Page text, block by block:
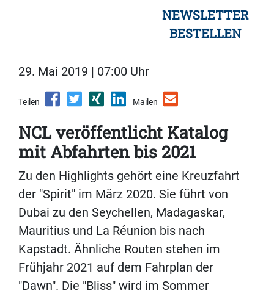
NEWSLETTER
BESTELLEN
29. Mai 2019 | 07:00 Uhr
Teilen Mailen
NCL veröffentlicht Katalog
mit Abfahrten bis 2021
Zu den Highlights gehört eine Kreuzfahrt
der "Spirit" im März 2020. Sie führt von
Dubai zu den Seychellen, Madagaskar,
Mauritius und La Réunion bis nach
Kapstadt. Ähnliche Routen stehen im
Frühjahr 2021 auf dem Fahrplan der
"Dawn". Die "Bliss" wird im Sommer